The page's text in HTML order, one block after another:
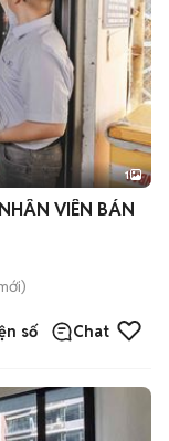
1
VIÊN BÁN
số Chat